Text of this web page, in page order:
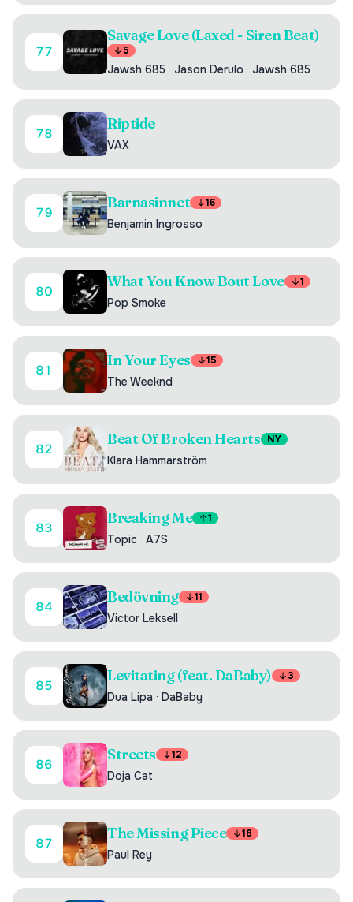
77
Savage Love (Laxed - Siren Beat)
5
Jawsh 685 · Jason Derulo · Jawsh 685
78
Riptide
VAX
79
Barnasinnet 16
Benjamin Ingrosso
80
What You Know Bout Love 1
Pop Smoke
81
In Your Eyes 15
The Weeknd
82
Beat Of Broken Hearts NY
Klara Hammarström
83
Breaking Me 1
Topic · A7S
84
Bedövning 11
Victor Leksell
85
Levitating (feat. DaBaby) 3
Dua Lipa · DaBaby
86
Streets 12
Doja Cat
87
The Missing Piece 18
Paul Rey